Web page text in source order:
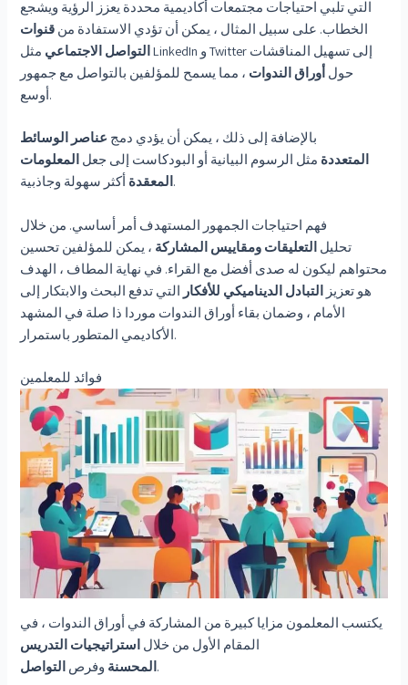
التي تلبي احتياجات مجتمعات أكاديمية محددة يعزز الرؤية ويشجع
الخطاب. على سبيل المثال ، يمكن أن تؤدي الاستفادة من قنوات
التواصل الاجتماعي مثل LinkedIn و Twitter إلى تسهيل المناقشات
حول أوراق الندوات ، مما يسمح للمؤلفين بالتواصل مع جمهور
أوسع.
بالإضافة إلى ذلك ، يمكن أن يؤدي دمج عناصر الوسائط
المتعددة مثل الرسوم البيانية أو البودكاست إلى جعل المعلومات
المعقدة أكثر سهولة وجاذبية.
فهم احتياجات الجمهور المستهدف أمر أساسي. من خلال
تحليل التعليقات ومقاييس المشاركة ، يمكن للمؤلفين تحسين
محتواهم ليكون له صدى أفضل مع القراء. في نهاية المطاف ، الهدف
هو تعزيز التبادل الديناميكي للأفكار التي تدفع البحث والابتكار إلى
الأمام ، وضمان بقاء أوراق الندوات موردا ذا صلة في المشهد
الأكاديمي المتطور باستمرار.
فوائد للمعلمين
يكتسب المعلمون مزايا كبيرة من المشاركة في أوراق الندوات ، في
المقام الأول من خلال استراتيجيات التدريس
المحسنة وفرص التواصل .